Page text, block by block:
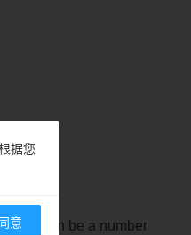
can be a number
据您
同意